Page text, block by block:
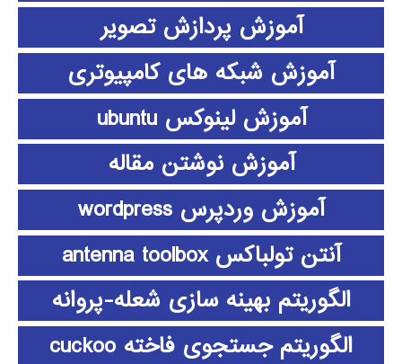
آموزش پردازش تصویر
آموزش شبکه های کامپیوتری
آموزش لینوکس ubuntu
آموزش نوشتن مقاله
آموزش وردپرس wordpress
آنتن تولباکس antenna toolbox
الگوریتم بهینه سازی شعله-پروانه
الگوریتم جستجوی فاخته cuckoo